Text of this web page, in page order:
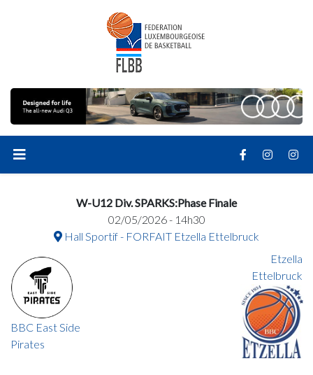
W-U12 Div. SPARKS:Phase Finale
02/05/2026 - 14h30
Hall Sportif - FORFAIT Etzella Ettelbruck
BBC East Side
Pirates
Etzella
Ettelbruck